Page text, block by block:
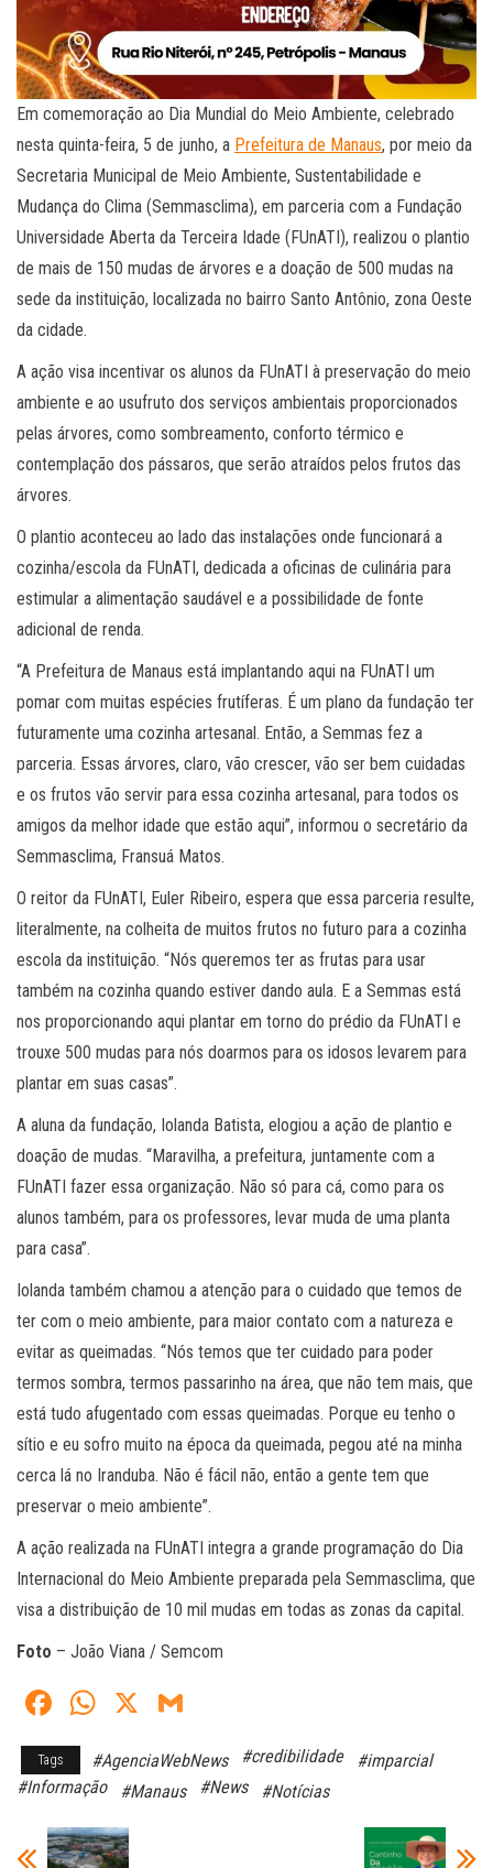
Em comemoração ao Dia Mundial do Meio Ambiente, celebrado
nesta quinta-feira, 5 de junho, a Prefeitura de Manaus, por meio da
Secretaria Municipal de Meio Ambiente, Sustentabilidade e
Mudança do Clima (Semmasclima), em parceria com a Fundação
Universidade Aberta da Terceira Idade (FUnATI), realizou o plantio
de mais de 150 mudas de árvores e a doação de 500 mudas na
sede da instituição, localizada no bairro Santo Antônio, zona Oeste
da cidade.
A ação visa incentivar os alunos da FUnATI à preservação do meio
ambiente e ao usufruto dos serviços ambientais proporcionados
pelas árvores, como sombreamento, conforto térmico e
contemplação dos pássaros, que serão atraídos pelos frutos das
árvores.
O plantio aconteceu ao lado das instalações onde funcionará a
cozinha/escola da FUnATI, dedicada a oficinas de culinária para
estimular a alimentação saudável e a possibilidade de fonte
adicional de renda.
“A Prefeitura de Manaus está implantando aqui na FUnATI um
pomar com muitas espécies frutíferas. É um plano da fundação ter
futuramente uma cozinha artesanal. Então, a Semmas fez a
parceria. Essas árvores, claro, vão crescer, vão ser bem cuidadas
e os frutos vão servir para essa cozinha artesanal, para todos os
amigos da melhor idade que estão aqui”, informou o secretário da
Semmasclima, Fransuá Matos.
O reitor da FUnATI, Euler Ribeiro, espera que essa parceria resulte,
literalmente, na colheita de muitos frutos no futuro para a cozinha
escola da instituição. “Nós queremos ter as frutas para usar
também na cozinha quando estiver dando aula. E a Semmas está
nos proporcionando aqui plantar em torno do prédio da FUnATI e
trouxe 500 mudas para nós doarmos para os idosos levarem para
plantar em suas casas”.
A aluna da fundação, Iolanda Batista, elogiou a ação de plantio e
doação de mudas. “Maravilha, a prefeitura, juntamente com a
FUnATI fazer essa organização. Não só para cá, como para os
alunos também, para os professores, levar muda de uma planta
para casa”.
Iolanda também chamou a atenção para o cuidado que temos de
ter com o meio ambiente, para maior contato com a natureza e
evitar as queimadas. “Nós temos que ter cuidado para poder
termos sombra, termos passarinho na área, que não tem mais, que
está tudo afugentado com essas queimadas. Porque eu tenho o
sítio e eu sofro muito na época da queimada, pegou até na minha
cerca lá no Iranduba. Não é fácil não, então a gente tem que
preservar o meio ambiente”.
A ação realizada na FUnATI integra a grande programação do Dia
Internacional do Meio Ambiente preparada pela Semmasclima, que
visa a distribuição de 10 mil mudas em todas as zonas da capital.
Foto – João Viana / Semcom
Fa
ce
bo
ok
W
ts
pp
X
ail
Tags #AgenciaWebNews #credibilidade
#imparcial
#Informação
#Manaus #News #Notícias